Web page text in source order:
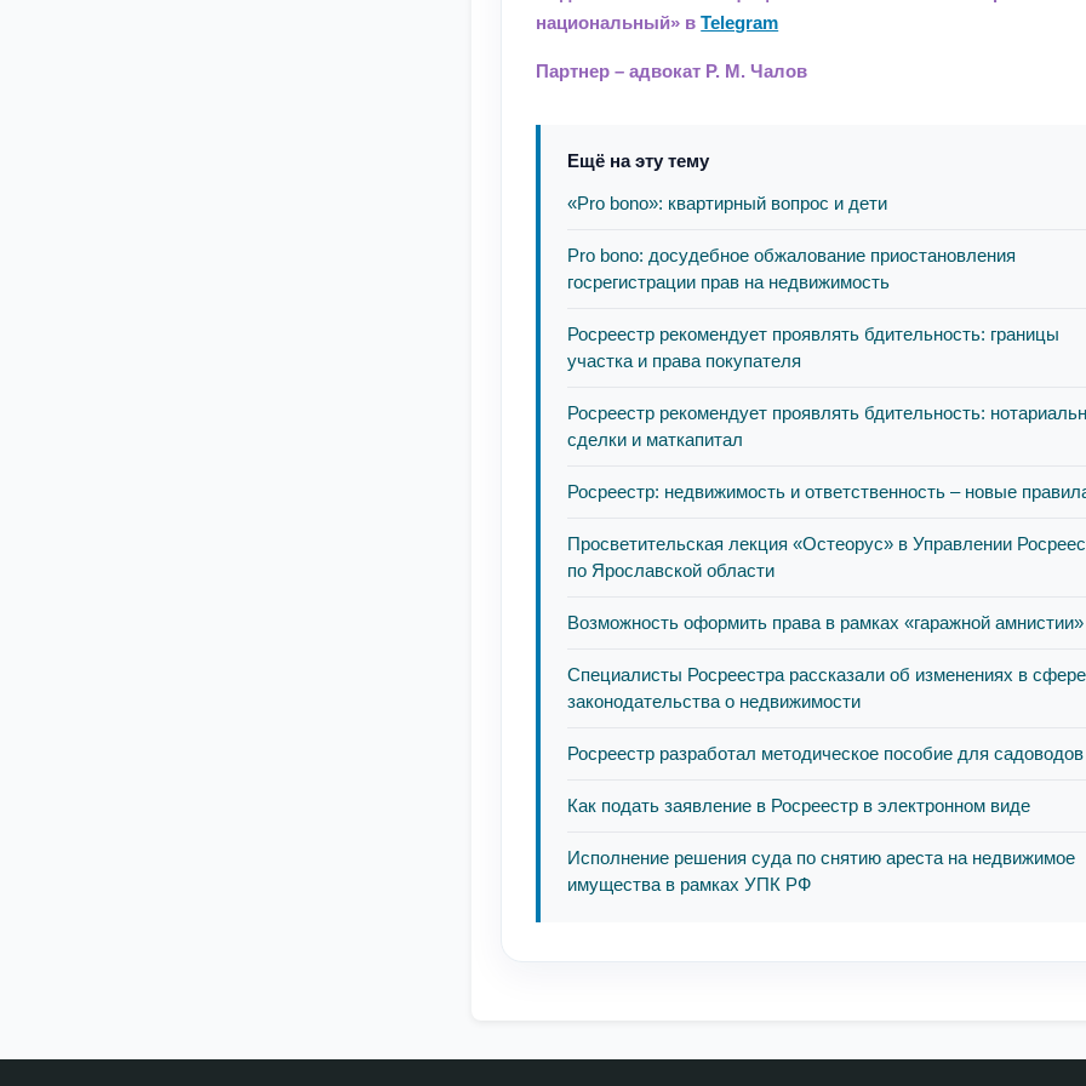
национальный» вTelegram
Партнер – адвокат Р. М. Чалов
Ещё на эту тему
«Pro bono»: квартирный вопрос и дети
Pro bono: досудебное обжалование приостановления
госрегистрации прав на недвижимость
Росреестр рекомендует проявлять бдительность: границы
участка и права покупателя
Росреестр рекомендует проявлять бдительность:
сделки и маткапитал
Росреестр: недвижимость и ответственность – новые
Просветительская лекция «Остеорус» в Управлении
по Ярославской области
Возможность оформить права в рамках «гаражной амнистии»
Специалисты Росреестра рассказали об изменениях в сфере
законодательства о недвижимости
Росреестр разработал методическое пособие для садоводов
Как подать заявление в Росреестр в электронном виде
Исполнение решения суда по снятию ареста на недвижимое
имущества в рамках УПК РФ